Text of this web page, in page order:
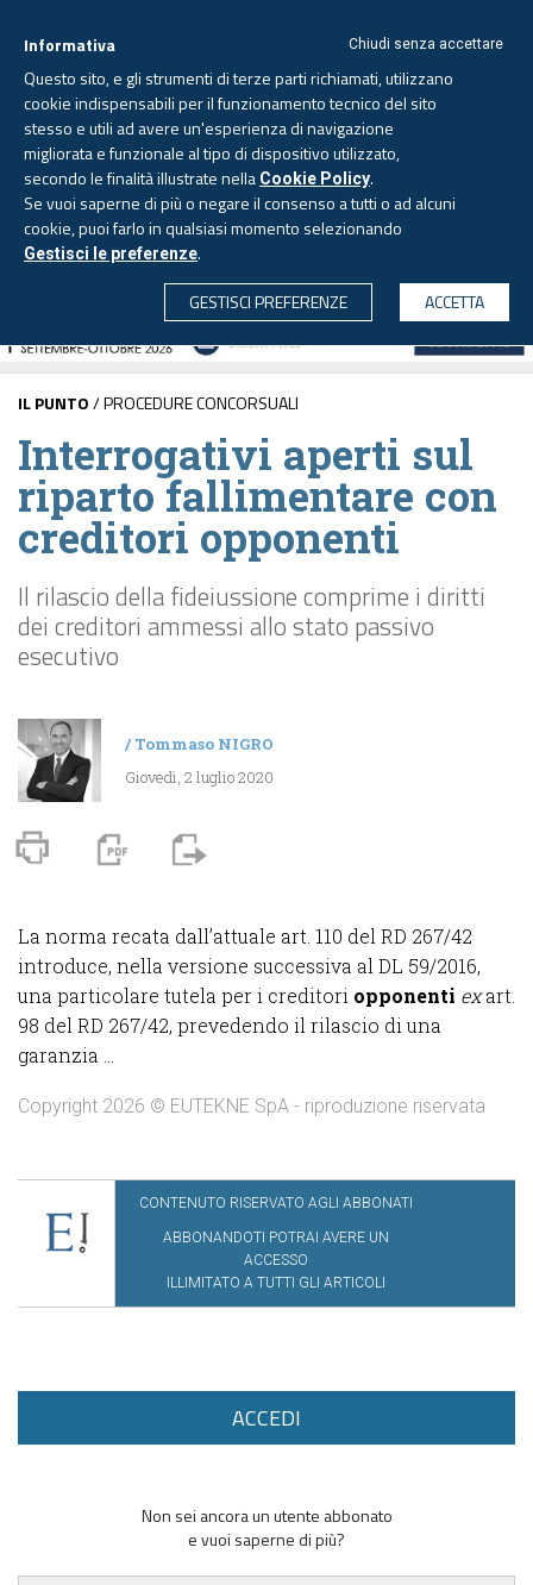
CERCA
Venerdì, 7 agosto 2026 - Aggiornato alle 6.00
IL PUNTO/ PROCEDURE CONCORSUALI
Interrogativi aperti sul
riparto fallimentare con
creditori opponenti
Il rilascio della fideiussione comprime i diritti
dei creditori ammessi allo stato passivo
esecutivo
/Tommaso NIGRO
Giovedì, 2 luglio 2020
La norma recata dall’attuale art. 110 del RD 267/42
introduce, nella versione successiva al DL 59/2016,
una particolare tutela per i creditori opponenti exart.
98 del RD 267/42, prevedendo il rilascio di una
garanzia ...
Copyright 2026 © EUTEKNE SpA - riproduzione riservata
CONTENUTO RISERVATO AGLI ABBONATI
ABBONANDOTI POTRAI AVERE UN
ACCESSO
ILLIMITATO A TUTTI GLI ARTICOLI
ACCEDI
Non sei ancora un utente abbonato
e vuoi saperne di più?
Chiudi senza accettare
Informativa
Questo sito, e gli strumenti di terze parti richiamati, utilizzano
cookie indispensabili per il funzionamento tecnico del sito
stesso e utili ad avere un'esperienza di navigazione
migliorata e funzionale al tipo di dispositivo utilizzato,
secondo le finalità illustrate nella Cookie Policy.
Se vuoi saperne di più o negare il consenso a tutti o ad alcuni
cookie, puoi farlo in qualsiasi momento selezionando
Gestisci le preferenze.
GESTISCI PREFERENZE
ACCETTA